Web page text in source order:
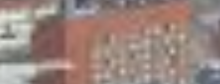
Skeittihalli
Varhaiskasvatus
Ateria- ja välipalamaksut